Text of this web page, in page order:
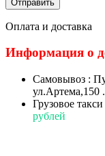
Оплата и доставка
Информация о
Самовывоз :
ул.Артема,150 .
Грузовое такси
рублей